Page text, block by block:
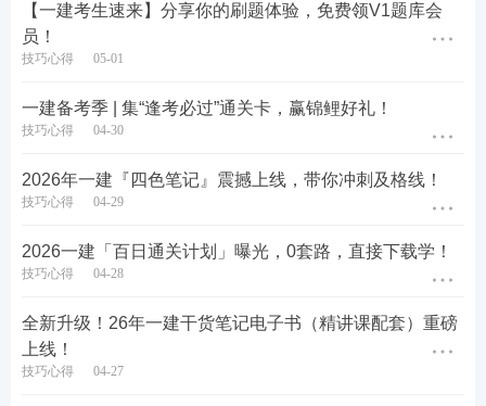
什么是“精准发力”?
【一建考生速来】分享你的刷题体验，免费领V1题库会
员！
技巧心得 05-01
一建备考季 | 集“逢考必过”通关卡，赢锦鲤好礼！
技巧心得 04-30
2026年一建『四色笔记』震撼上线，带你冲刺及格线！
技巧心得 04-29
2026一建「百日通关计划」曝光，0套路，直接下载学！
技巧心得 04-28
全新升级！26年一建干货笔记电子书（精讲课配套）重磅
上线！
技巧心得 04-27